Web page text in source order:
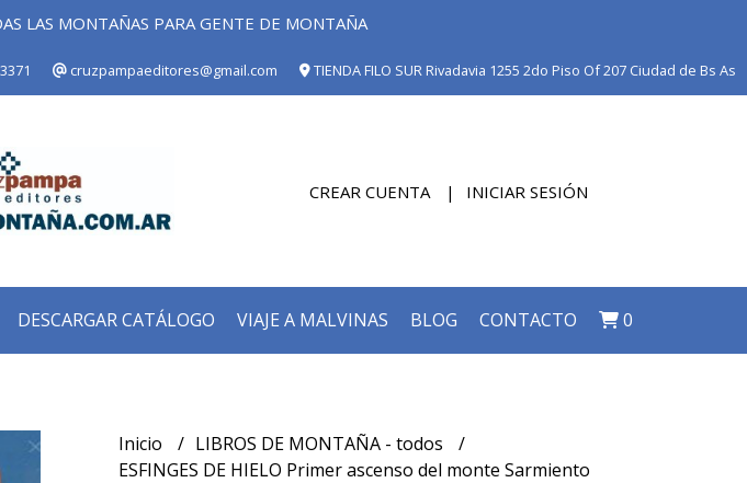
LAS MONTAÑAS PARA GENTE DE MONTAÑA
cruzpampaeditores@gmail.com TIENDA FILO SUR Rivadavia 1255 2do Piso Of 207 Ciudad de Bs As
CREAR CUENTA INICIAR SESIÓN
DESCARGAR CATÁLOGO VIAJE A MALVINAS BLOG CONTACTO 0
Inicio
LIBROS DE MONTAÑA - todos
ESFINGES DE HIELO Primer ascenso del monte Sarmiento